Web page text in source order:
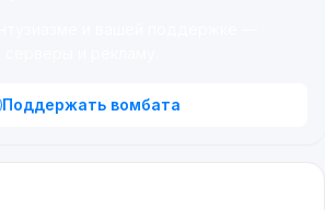
Поддержать вомбата